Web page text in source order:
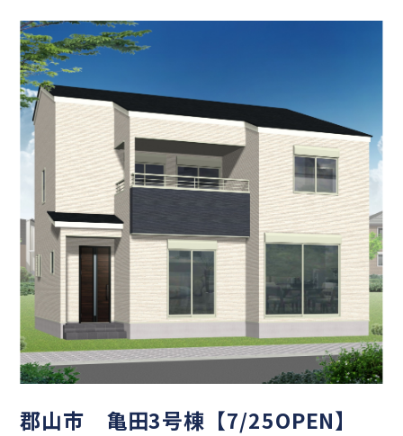
郡山市 亀田3号棟【7/25OPEN】